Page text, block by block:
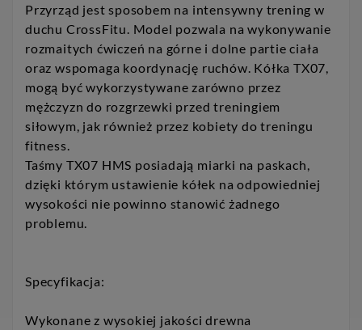
Przyrząd jest sposobem na intensywny trening w
duchu CrossFitu. Model pozwala na wykonywanie
rozmaitych ćwiczeń na górne i dolne partie ciała
oraz wspomaga koordynację ruchów. Kółka TX07,
mogą być wykorzystywane zarówno przez
mężczyzn do rozgrzewki przed treningiem
siłowym, jak również przez kobiety do treningu
fitness.
Taśmy TX07 HMS posiadają miarki na paskach,
dzięki którym ustawienie kółek na odpowiedniej
wysokości nie powinno stanowić żadnego
problemu.
Specyfikacja:
Wykonane z wysokiej jakości drewna